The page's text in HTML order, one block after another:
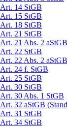
Art. 14 StGB
Art. 15 StGB
Art. 18 StGB
Art. 21 StGB
Art. 21 Abs. 2
Art. 22 StGB
Art. 22 Abs. 2
Art. 24 f. StGB
Art. 25 StGB
Art. 30 StGB
Art. 30 Abs. 1 StGB
Art. 32 aStGB
Art. 31 StGB
Art. 34 StGB